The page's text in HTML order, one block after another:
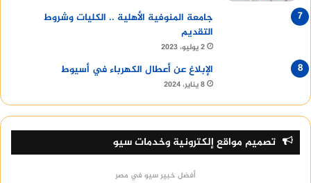
جامعة المنوفية الأهلية .. الكليات وشروط
التقديم
2 يوليو، 2023
الإبلاغ عن أعطال الكهرباء في أسيوط
8 يناير، 2024
تصميم مواقع إلكترونية وخدمات سيو
أفضل خبير سيو في مصر